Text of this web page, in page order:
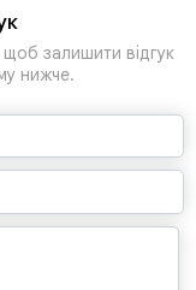
залишити відгук
нижче.